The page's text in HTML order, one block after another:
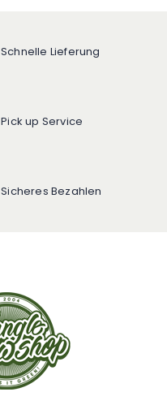
Schnelle Lieferung
Pick up Service
Sicheres Bezahlen